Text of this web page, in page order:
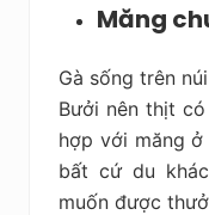
Măng
Gà sống trên
Bưởi nên thịt
hợp với măng ở
bất cứ du
muốn được